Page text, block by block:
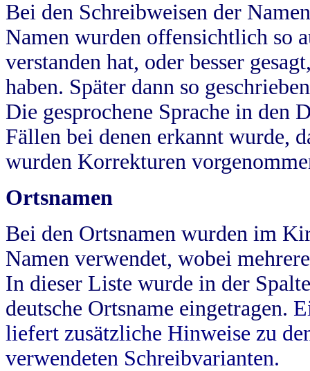
Bei den Schreibweisen der
Namen wurden offensichtlich so
verstanden hat, oder besser
haben. Später dann so
Die gesprochene Sprache in
Fällen bei denen erkannt wurde,
wurden Korrekturen
Ortsnamen
Bei den Ortsnamen wurden im
Namen verwendet, wobei
In dieser Liste wurde in der
deutsche Ortsname eingetragen.
liefert zusätzliche Hinweise zu
verwendeten Schreibvarianten.